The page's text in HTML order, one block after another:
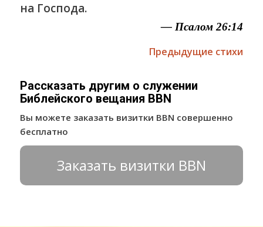
на Господа.
— Псалом 26:14
Предыдущие стихи
Рассказать другим о служении
Библейского вещания BBN
Вы можете заказать визитки BBN совершенно
бесплатно
Заказать визитки BBN